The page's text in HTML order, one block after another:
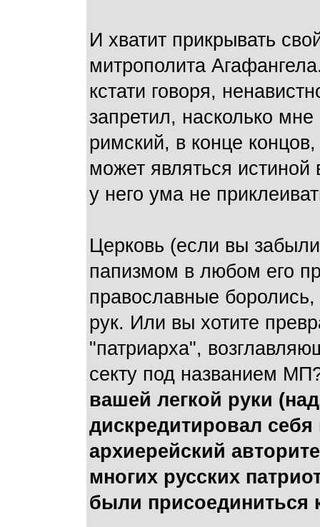
И хватит прикрывать
митрополита
кстати говоря,
запретил, насколько
римский, в конце
может являться
у него ума не
Церковь (если вы
папизмом в любом его
православные
рук. Или вы хотите
"патриарха",
секту под названием
вашей легкой руки
дискредитировал себя
архиерейский
многих русских
были присоединиться